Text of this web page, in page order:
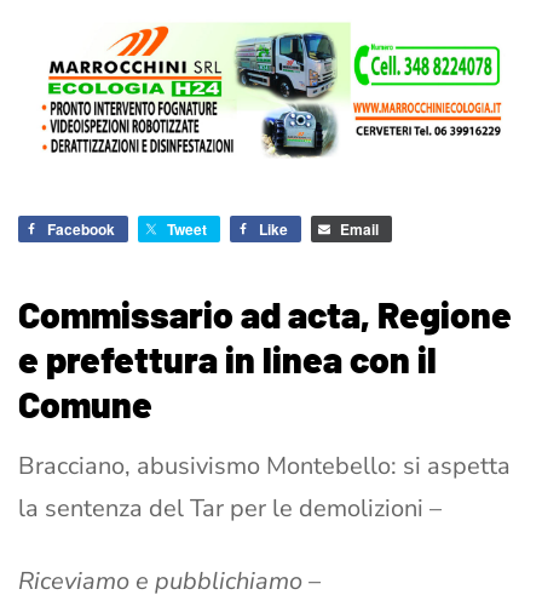
Facebook Tweet Like Email
Commissario ad acta, Regione
e prefettura in linea con il
Comune
Bracciano, abusivismo Montebello: si aspetta
la sentenza del Tar per le demolizioni –
Riceviamo e pubblichiamo –